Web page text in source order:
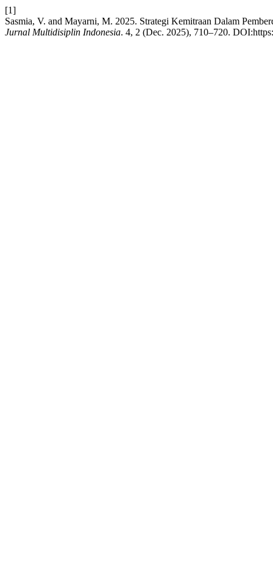
[1]
Sasmia, V. and Mayarni, M. 2025. Strategi Kemitraan Dalam
Jurnal Multidisiplin Indonesia. 4, 2 (Dec. 2025), 710–720.